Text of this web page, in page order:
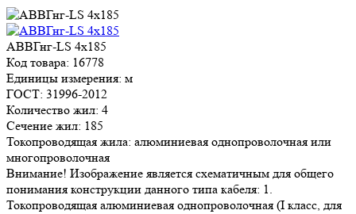
АВВГнг-LS 4х185
Код товара: 16778
Единицы измерения: м
ГОСТ: 31996-2012
Количество жил: 4
Сечение жил: 185
Токопроводящая жила: алюминиевая однопроволочная или
многопроволочная
Внимание! Изображение является схематичным для общего
понимания конструкции данного типа кабеля: 1.
Токопроводящая алюминиевая однопроволочная (I класс, для